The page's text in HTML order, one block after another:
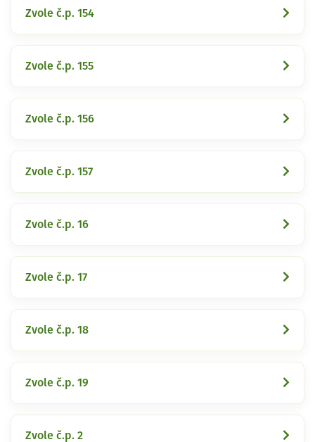
Zvole č.p. 154
Zvole č.p. 155
Zvole č.p. 156
Zvole č.p. 157
Zvole č.p. 16
Zvole č.p. 17
Zvole č.p. 18
Zvole č.p. 19
Zvole č.p. 2